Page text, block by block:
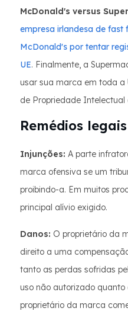
McDonald's versus
empresa irlandesa de
McDonald's por tentar
UE. Finalmente, a
usar sua marca em toda a
de Propriedade Intelectual
Remédios
Injunções: A parte
marca ofensiva se um
proibindo-a. Em muitos
principal alívio exigido.
Danos: O proprietário da
direito a uma
tanto as perdas sofridas
uso não autorizado
proprietário da marca